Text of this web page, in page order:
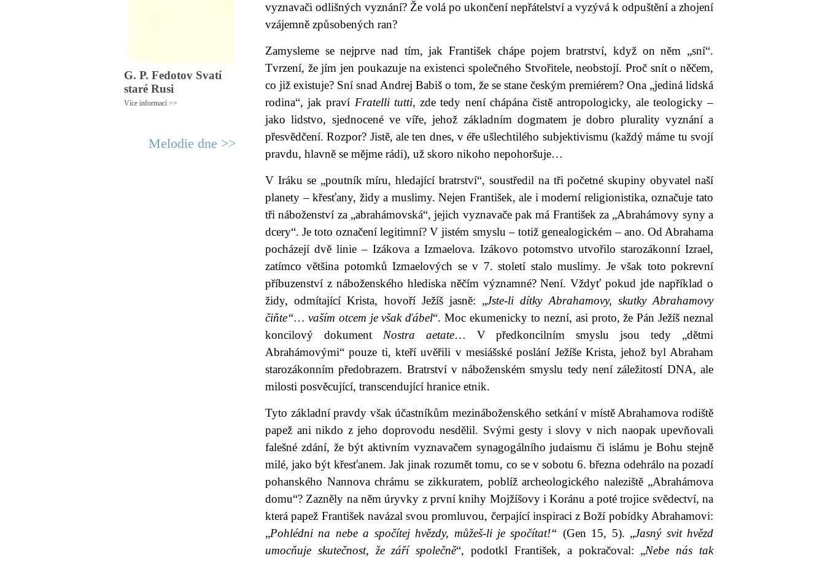
G. P. Fedotov Svatí
staré Rusi
Více informací >>
Melodie dne >>
vyznavači odlišných vyznání? Že volá po ukončení nepřátelství a vyzývá k odpuštění a zhojení
vzájemně způsobených ran?
Zamysleme se nejprve nad tím, jak František chápe pojem bratrství, když on něm „sní“.
Tvrzení, že jím jen poukazuje na existenci společného Stvořitele, neobstojí. Proč snít o něčem,
co již existuje? Sní snad Andrej Babiš o tom, že se stane českým premiérem? Ona „jediná lidská
rodina“, jak praví Fratelli tutti, zde tedy není chápána čistě antropologicky, ale teologicky –
jako lidstvo, sjednocené ve víře, jehož základním dogmatem je dobro plurality vyznání a
přesvědčení. Rozpor? Jistě, ale ten dnes, v éře ušlechtilého subjektivismu (každý máme tu svojí
pravdu, hlavně se mějme rádi), už skoro nikoho nepohoršuje…
V Iráku se „poutník míru, hledající bratrství“, soustředil na tři početné skupiny obyvatel naší
planety – křesťany, židy a muslimy. Nejen František, ale i moderní religionistika, označuje tato
tři náboženství za „abrahámovská“, jejich vyznavače pak má František za „Abrahámovy syny a
dcery“. Je toto označení legitimní? V jistém smyslu – totiž genealogickém – ano. Od Abrahama
pocházejí dvě linie – Izákova a Izmaelova. Izákovo potomstvo utvořilo starozákonní Izrael,
zatímco většina potomků Izmaelových se v 7. století stalo muslimy. Je však toto pokrevní
příbuzenství z náboženského hlediska něčím významné? Není. Vždyť pokud jde například o
židy, odmítající Krista, hovoří Ježíš jasně: „Jste-li dítky Abrahamovy, skutky Abrahamovy
čiňte“… vaším otcem je však ďábel“. Moc ekumenicky to nezní, asi proto, že Pán Ježíš neznal
koncilový dokument Nostra aetate… V předkoncilním smyslu jsou tedy „dětmi
Abrahámovými“ pouze ti, kteří uvěřili v mesiášské poslání Ježíše Krista, jehož byl Abraham
starozákonním předobrazem. Bratrství v náboženském smyslu tedy není záležitostí DNA, ale
milosti posvěcující, transcendující hranice etnik.
Tyto základní pravdy však účastníkům mezináboženského setkání v místě Abrahamova rodiště
papež ani nikdo z jeho doprovodu nesdělil. Svými gesty i slovy v nich naopak upevňovali
falešné zdání, že být aktivním vyznavačem synagogálního judaismu či islámu je Bohu stejně
milé, jako být křesťanem. Jak jinak rozumět tomu, co se v sobotu 6. března odehrálo na pozadí
pohanského Nannova chrámu se zikkuratem, poblíž archeologického naleziště „Abrahámova
domu“? Zazněly na něm úryvky z první knihy Mojžíšovy i Koránu a poté trojice svědectví, na
která papež František navázal svou promluvou, čerpající inspiraci z Boží pobídky Abrahamovi:
„Pohlédni na nebe a spočítej hvězdy, můžeš-li je spočítat!“ (Gen 15, 5). „Jasný svit hvězd
umocňuje skutečnost, že září společně“, podotkl František, a pokračoval: „Nebe nás tak